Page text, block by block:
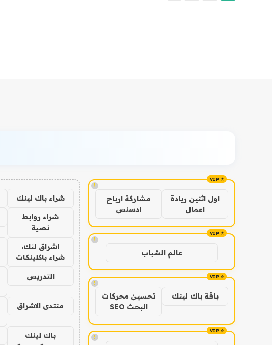
!
اول اثنين ريادة
اعمال
مشاركة ارباح
ادسنس
!
عالم الشباب
!
باقة باك لينك
تحسين محركات
البحث SEO
!
شراء باك لينك
شراء روابط
نصية
اشراق لنك،
شراء باكلينكات
التدريس
منتدى الاشراق
باك لينك